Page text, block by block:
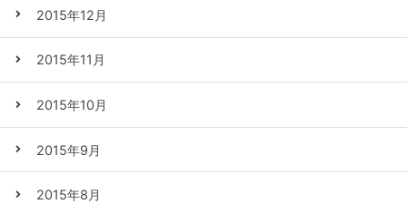
2015年12月
2015年11月
2015年10月
2015年9月
2015年8月